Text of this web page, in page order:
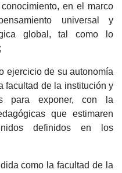
en el marco
universal y
global, tal como lo
ejercicio de su autonomía
facultad de la institución y
para exponer, con la
que estimaren
definidos en los
como la facultad de la